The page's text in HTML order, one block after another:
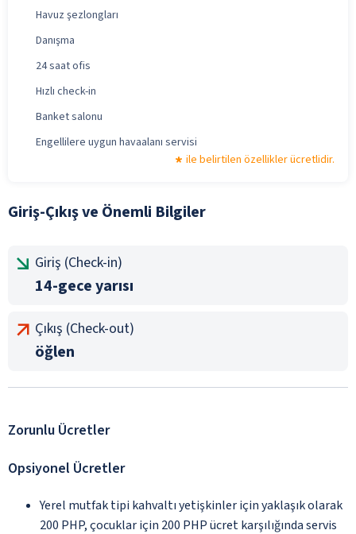
Havuz şezlongları
Danışma
24 saat ofis
Hızlı check-in
Banket salonu
Engellilere uygun havaalanı servisi
ile belirtilen özellikler ücretlidir.
Giriş-Çıkış ve Önemli Bilgiler
Giriş (Check-in)
14-gece yarısı
Çıkış (Check-out)
öğlen
Zorunlu Ücretler
Opsiyonel Ücretler
Yerel mutfak tipi kahvaltı yetişkinler için yaklaşık olarak
200 PHP, çocuklar için 200 PHP ücret karşılığında servis